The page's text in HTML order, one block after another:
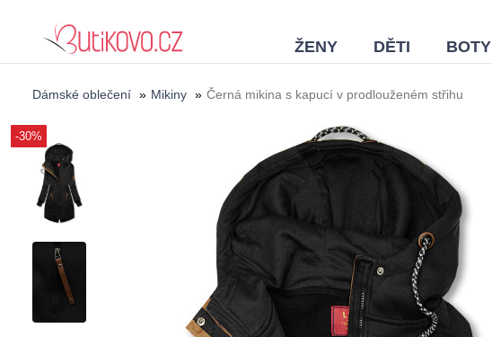
ŽENY DĚTI BOTY
Dámské oblečení » Mikiny » Černá mikina s kapucí v prodlouženém střihu
-30%